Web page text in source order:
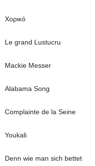
Χορικό
Le grand Lustucru
Mackie Messer
Alabama Song
Complainte de la Seine
Youkali
Denn wie man sich bettet